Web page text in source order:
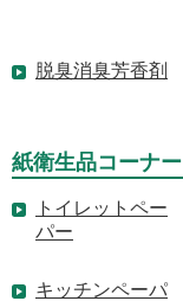
脱臭消臭芳香剤
紙衛生品コーナー
トイレットペー
パー
キッチンペーパ